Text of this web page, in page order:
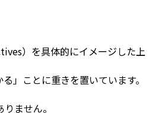
）を具体的にイメージした上
」ことに重きを置いています。
ません。